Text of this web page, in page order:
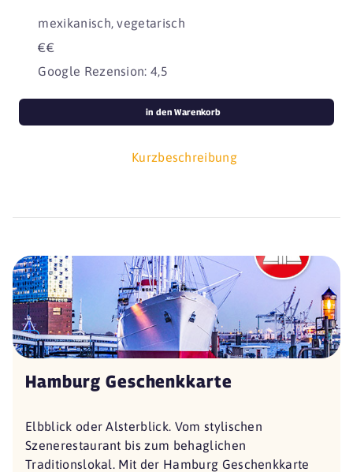
mexikanisch, vegetarisch
€€
Google Rezension: 4,5
Kurzbeschreibung
in den Warenkorb
Hamburg Geschenkkarte
Elbblick oder Alsterblick. Vom stylischen
Szenerestaurant bis zum behaglichen
Traditionslokal. Mit der Hamburg Geschenkkarte